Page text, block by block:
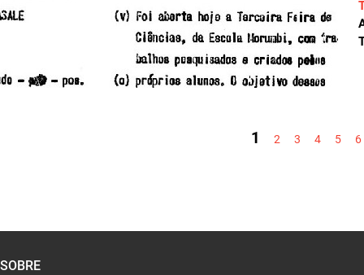
1 2 3 4 5 6
SOBRE